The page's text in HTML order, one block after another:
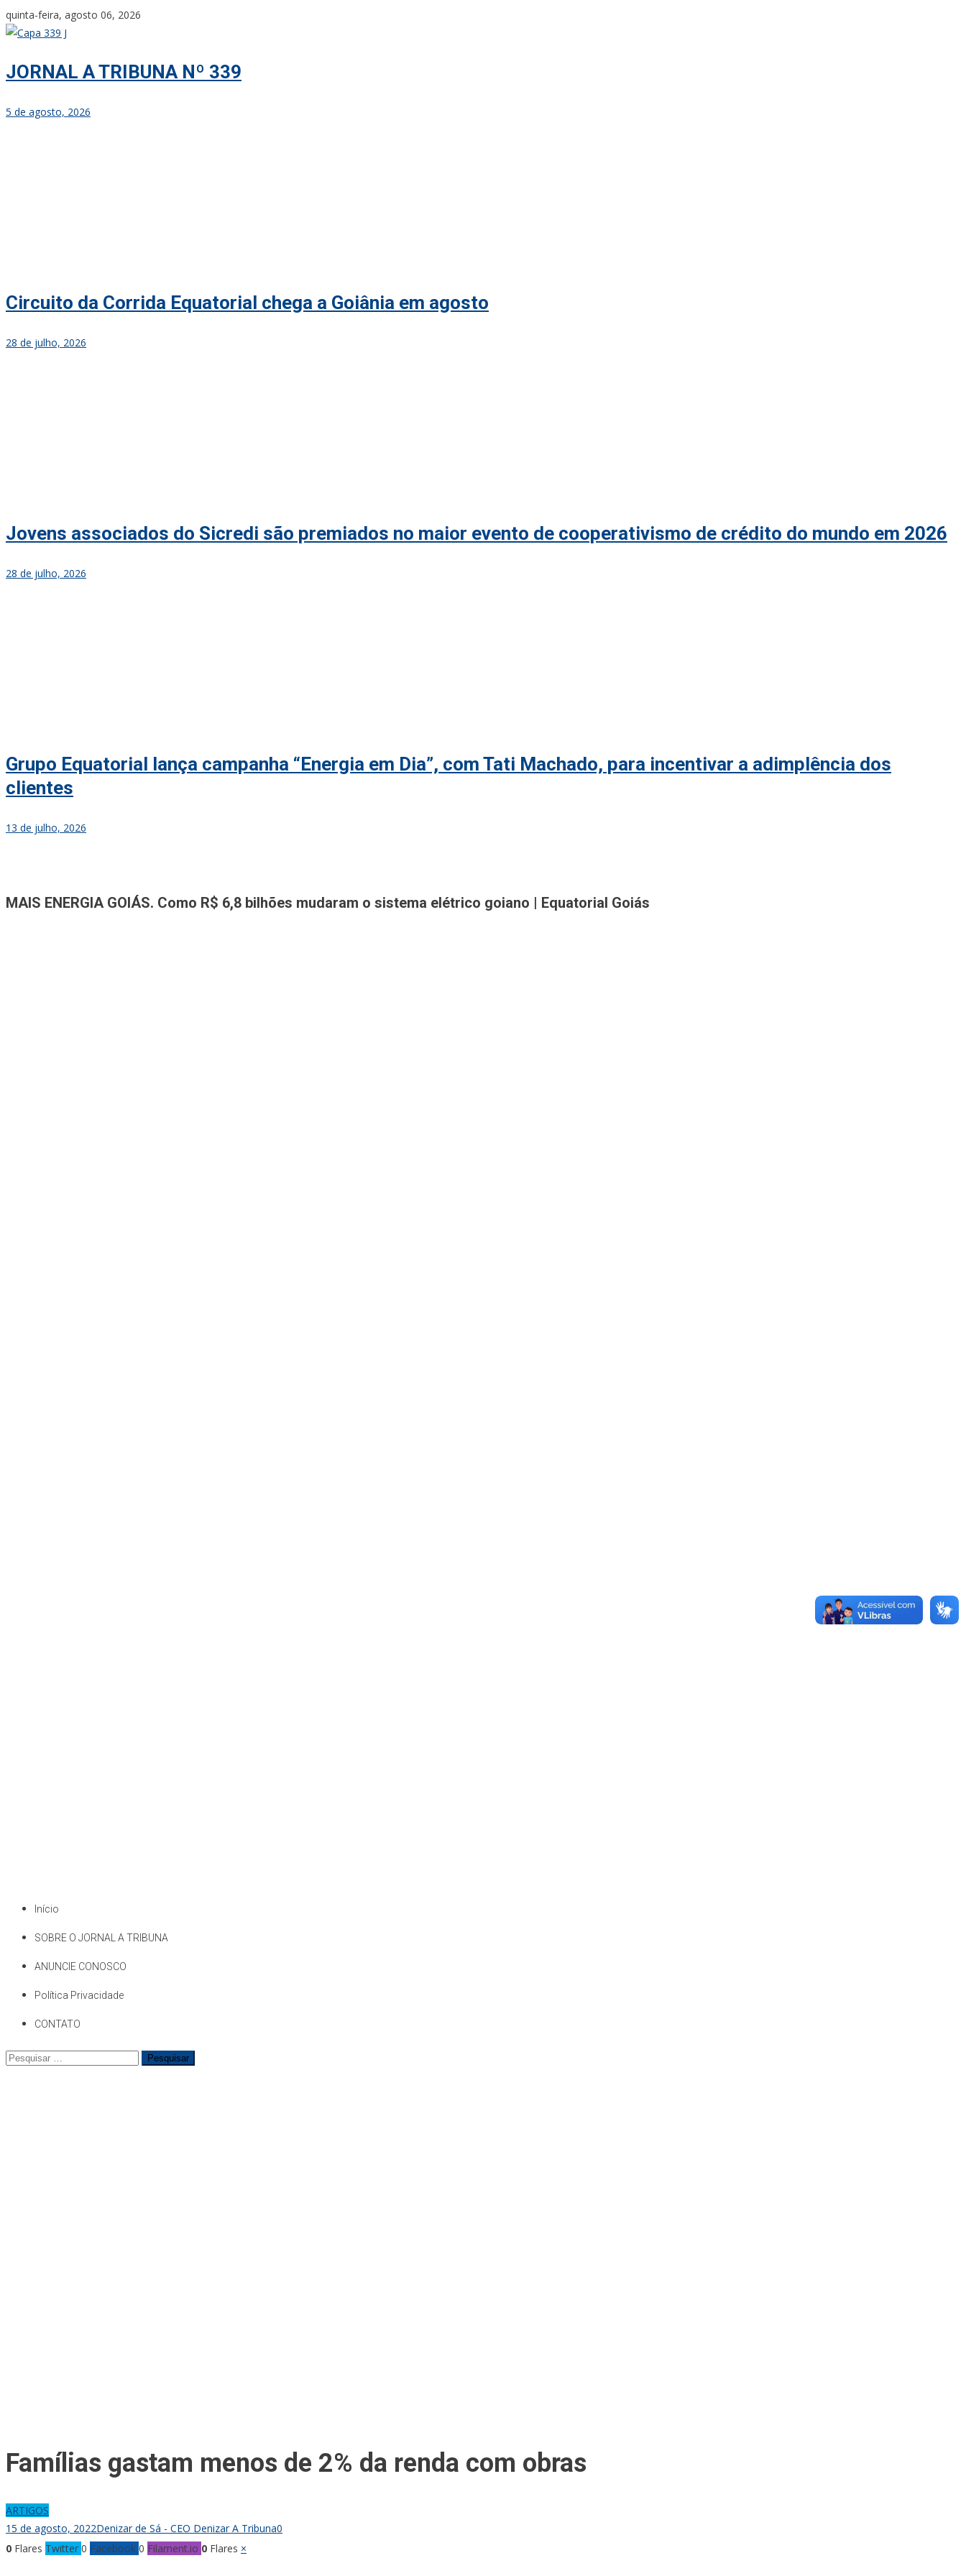
Skip
to
quinta-feira, agosto 06, 2026
JORNAL A TRIBUNA Nº 339
5 de agosto, 2026
Circuito da Corrida Equatorial chega a Goiânia em agosto
28 de julho, 2026
Jovens associados do Sicredi são premiados no maior evento de cooperativismo de crédito do mundo em 2026
28 de julho, 2026
Grupo Equatorial lança campanha “Energia em Dia”, com Tati Machado, para incentivar a adimplência dos
clientes
13 de julho, 2026
Jornal mais completo de Noticias e Informações de Rio Verde e Região
MAIS ENERGIA GOIÁS. Como R$ 6,8 bilhões mudaram o sistema elétrico goiano | Equatorial Goiás
Início
SOBRE O JORNAL A TRIBUNA
ANUNCIE CONOSCO
Política Privacidade
CONTATO
Pesquisar
Famílias gastam menos de 2% da renda com obras
ARTIGOS
15 de agosto, 2022Denizar de Sá - CEO Denizar A Tribuna0
0 Flares Twitter 0 Facebook 0 Filament.io 0 Flares ×